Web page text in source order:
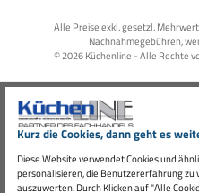
Kurz die Cookies, dann geht es
Diese Website verwendet Cookies und
personalisieren, die Benutzererfahrung zu
auszuwerten. Durch Klicken auf "Alle
Alle Preise exkl. gesetzl.
Nachnahmegebühren,
© 2026 Küchenline - Alle Rechte